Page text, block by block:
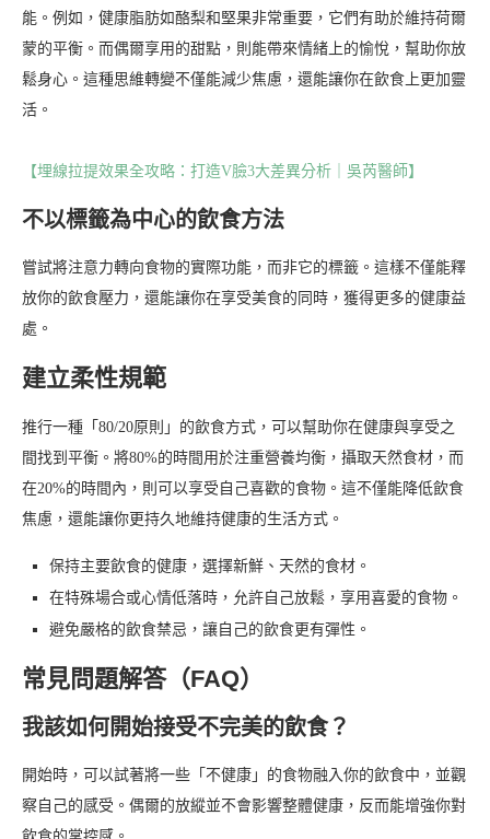
能。例如，健康脂肪如酪梨和堅果非常重要，它們有助於維持荷爾
蒙的平衡。而偶爾享用的甜點，則能帶來情緒上的愉悅，幫助你放
鬆身心。這種思維轉變不僅能減少焦慮，還能讓你在飲食上更加靈
活。
【埋線拉提效果全攻略：打造V臉3大差異分析｜吳芮醫師】
不以標籤為中心的飲食方法
嘗試將注意力轉向食物的實際功能，而非它的標籤。這樣不僅能釋
放你的飲食壓力，還能讓你在享受美食的同時，獲得更多的健康益
處。
建立柔性規範
推行一種「80/20原則」的飲食方式，可以幫助你在健康與享受之
間找到平衡。將80%的時間用於注重營養均衡，攝取天然食材，而
在20%的時間內，則可以享受自己喜歡的食物。這不僅能降低飲食
焦慮，還能讓你更持久地維持健康的生活方式。
保持主要飲食的健康，選擇新鮮、天然的食材。
在特殊場合或心情低落時，允許自己放鬆，享用喜愛的食物。
避免嚴格的飲食禁忌，讓自己的飲食更有彈性。
常見問題解答（FAQ）
我該如何開始接受不完美的飲食？
開始時，可以試著將一些「不健康」的食物融入你的飲食中，並觀
察自己的感受。偶爾的放縱並不會影響整體健康，反而能增強你對